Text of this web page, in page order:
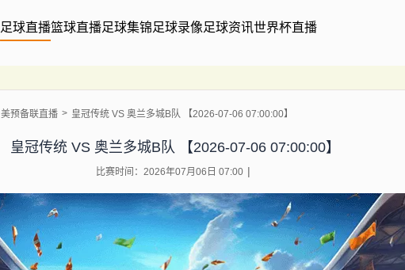
足球直播篮球直播足球集锦足球录像足球资讯世界杯直播
美预备联直播 皇冠传统 VS 奥兰多城B队 【2026-07-06 07:00:00】
皇冠传统 VS 奥兰多城B队 【2026-07-06 07:00:00】
比赛时间：2026年07月06日 07:00